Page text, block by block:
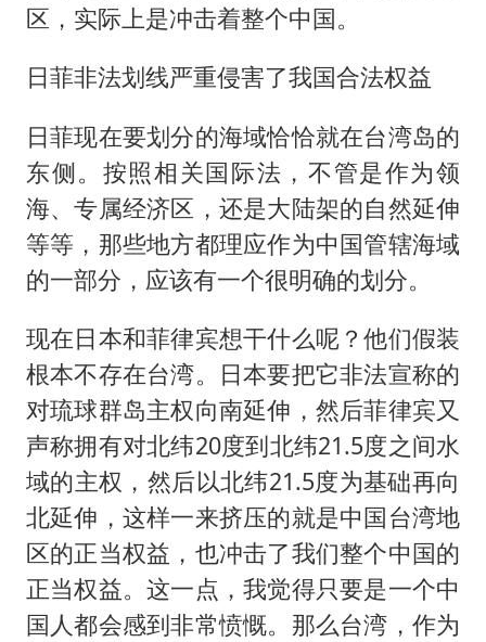
区，实际上是冲击着整个中国。
日菲非法划线严重侵害了我国合法权益
日菲现在要划分的海域恰恰就在台湾岛的
东侧。按照相关国际法，不管是作为领
海、专属经济区，还是大陆架的自然延伸
等等，那些地方都理应作为中国管辖海域
的一部分，应该有一个很明确的划分。
现在日本和菲律宾想干什么呢？他们假装
根本不存在台湾。日本要把它非法宣称的
对琉球群岛主权向南延伸，然后菲律宾又
声称拥有对北纬20度到北纬21.5度之间水
域的主权，然后以北纬21.5度为基础再向
北延伸，这样一来挤压的就是中国台湾地
区的正当权益，也冲击了我们整个中国的
正当权益。这一点，我觉得只要是一个中
国人都会感到非常愤慨。那么台湾，作为